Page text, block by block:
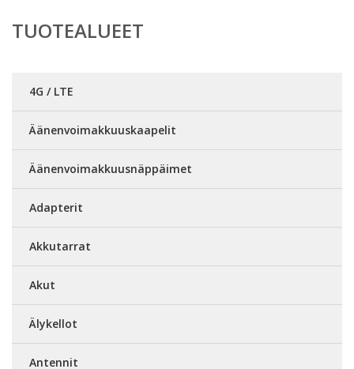
TUOTEALUEET
4G / LTE
Äänenvoimakkuuskaapelit
Äänenvoimakkuusnäppäimet
Adapterit
Akkutarrat
Akut
Älykellot
Antennit